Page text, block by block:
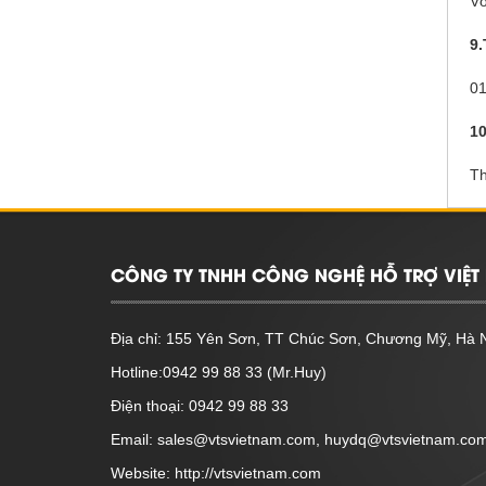
CÔNG TY TNHH CÔNG NGHỆ HỖ TRỢ
Địa chỉ: 155 Yên Sơn, TT Chúc Sơn, Chương Mỹ, Hà
Hotline:0942 99 88 33 (Mr.Huy)
Điện thoại: 0942 99 88 33
Email: sales@vtsvietnam.com,
Website: http://vtsvietnam.com